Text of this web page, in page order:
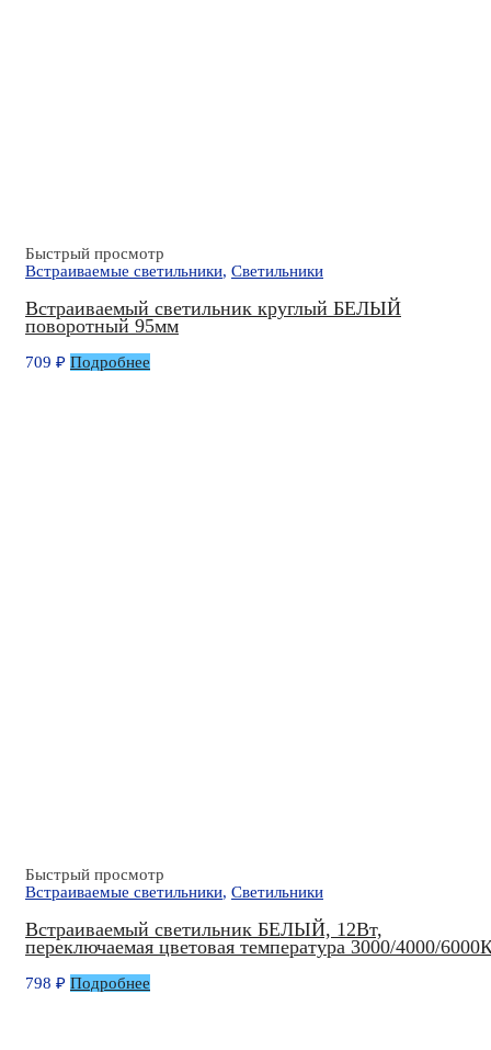
Быстрый просмотр
Встраиваемые светильники, Светильники
Встраиваемый светильник круглый БЕЛЫЙ
поворотный 95мм
709 ₽ Подробнее
Быстрый просмотр
Встраиваемые светильники, Светильники
Встраиваемый светильник БЕЛЫЙ, 12Вт,
переключаемая цветовая температура 3000/4000/
798 ₽ Подробнее